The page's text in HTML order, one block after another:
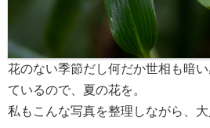
花のない季節だし何だか世相も暗
ているので、夏の花を。
私もこんな写真を整理しながら、大